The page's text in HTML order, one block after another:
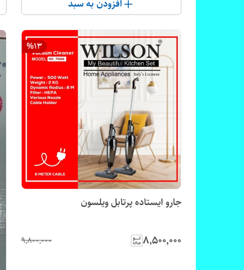
افزودن به سبد
%13
جارو ایستاده پرتابل ویلسون
۸٬۵۰۰٬۰۰۰ ۹٬۸۰۰٬۰۰۰